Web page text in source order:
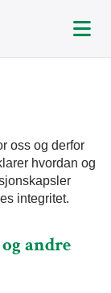
oss og derfor
hvordan og
integritet.
andre